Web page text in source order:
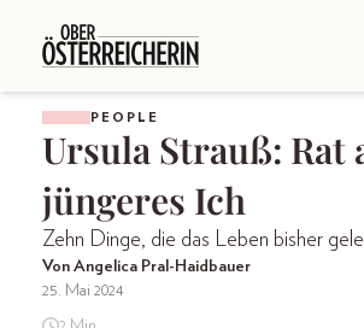
PEOPLE
Ursula Strauß: Rat
jüngeres Ich
Zehn Dinge, die das Leben bisher
Von Angelica Pral-Haidbauer
25. Mai 2024